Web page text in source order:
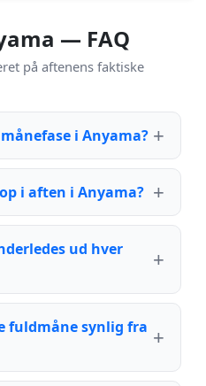
— FAQ
på aftenens faktiske
i Anyama?
i aften i Anyama?
ud hver
fuldmåne synlig fra